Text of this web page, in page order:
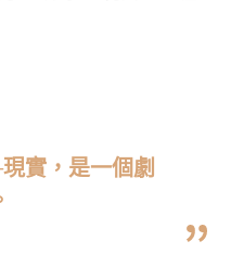
實，是一個劇